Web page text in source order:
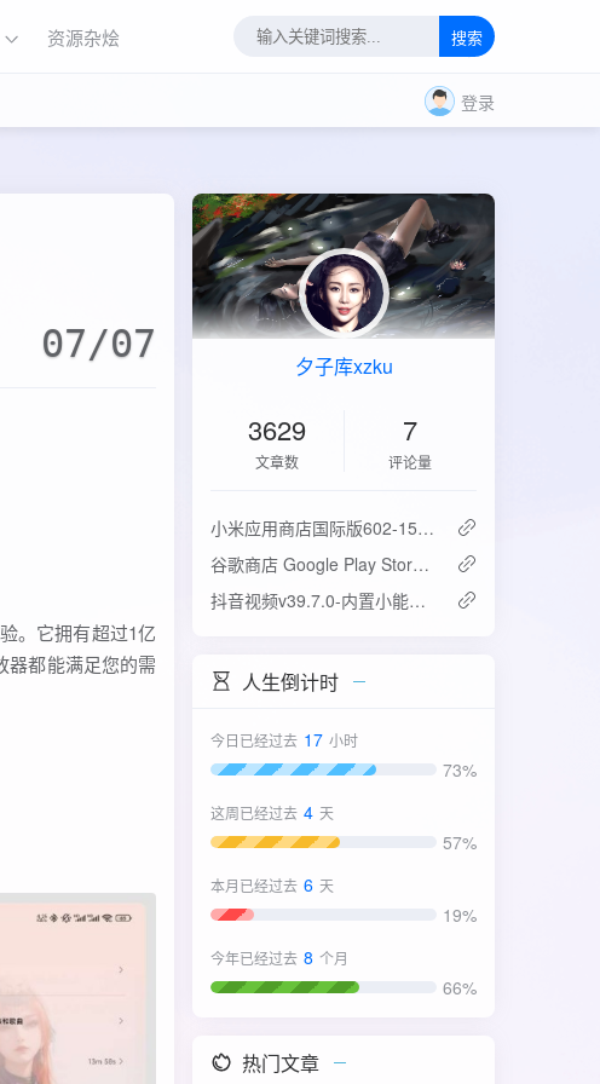
资源杂烩 搜索
登录
07/07
。它拥有超过1亿
器都能满足您的需
夕子库xzku
3629
文章数
7
评论量
‌小米应用商店国际版602-15.6.0.2：免登录直下，比谷歌商店快3倍！
谷歌商店 Google Play Store v52.4.42-31版
抖音视频v39.7.0-内置小能手2.0.7模块
人生倒计时
今日已经过去 17 小时
73%
这周已经过去 4 天
57%
本月已经过去 6 天
19%
今年已经过去 8 个月
66%
热门文章